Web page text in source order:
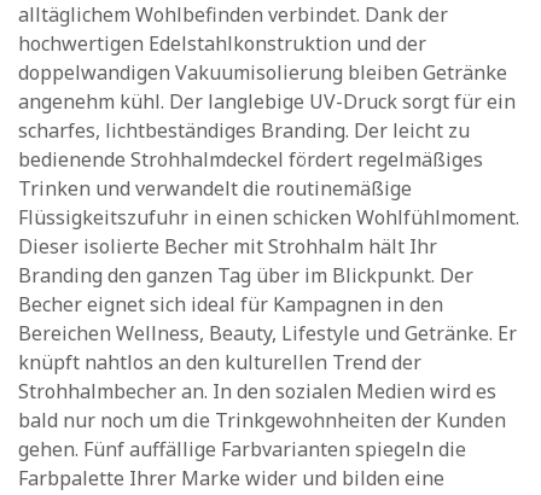
alltäglichem Wohlbefinden verbindet. Dank der
hochwertigen Edelstahlkonstruktion und der
doppelwandigen Vakuumisolierung bleiben Getränke
angenehm kühl. Der langlebige UV-Druck sorgt für ein
scharfes, lichtbeständiges Branding. Der leicht zu
bedienende Strohhalmdeckel fördert regelmäßiges
Trinken und verwandelt die routinemäßige
Flüssigkeitszufuhr in einen schicken Wohlfühlmoment.
Dieser isolierte Becher mit Strohhalm hält Ihr
Branding den ganzen Tag über im Blickpunkt. Der
Becher eignet sich ideal für Kampagnen in den
Bereichen Wellness, Beauty, Lifestyle und Getränke. Er
knüpft nahtlos an den kulturellen Trend der
Strohhalmbecher an. In den sozialen Medien wird es
bald nur noch um die Trinkgewohnheiten der Kunden
gehen. Fünf auffällige Farbvarianten spiegeln die
Farbpalette Ihrer Marke wider und bilden eine